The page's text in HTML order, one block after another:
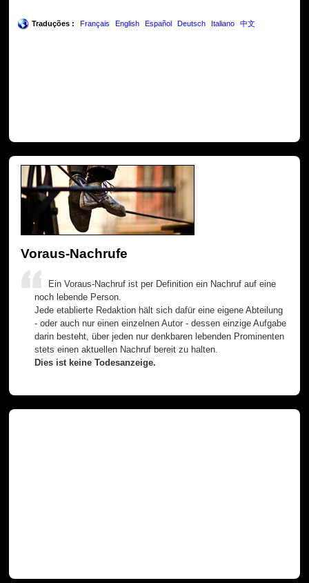
Traduções : Français English Español Deutsch Italiano 中文
Voraus-Nachrufe
Ein Voraus-Nachruf ist per Definition ein Nachruf auf eine
noch lebende Person.
Jede etablierte Redaktion hält sich dafür eine eigene Abteilung
- oder auch nur einen einzelnen Autor - dessen einzige Aufgabe
darin besteht, über jeden nur denkbaren lebenden Prominenten
stets einen aktuellen Nachruf bereit zu halten.
Dies ist keine Todesanzeige.